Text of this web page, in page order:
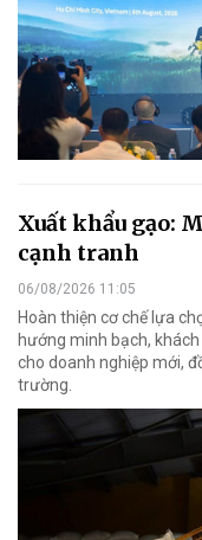
Xuất khẩu gạo:
cạnh tranh
06/08/2026 11:05
Hoàn thiện cơ chế lựa
hướng minh bạch,
cho doanh nghiệp mới,
trường.